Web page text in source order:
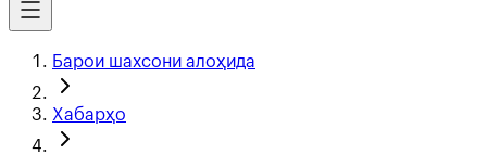
Барои шахсони алоҳида
Хабарҳо